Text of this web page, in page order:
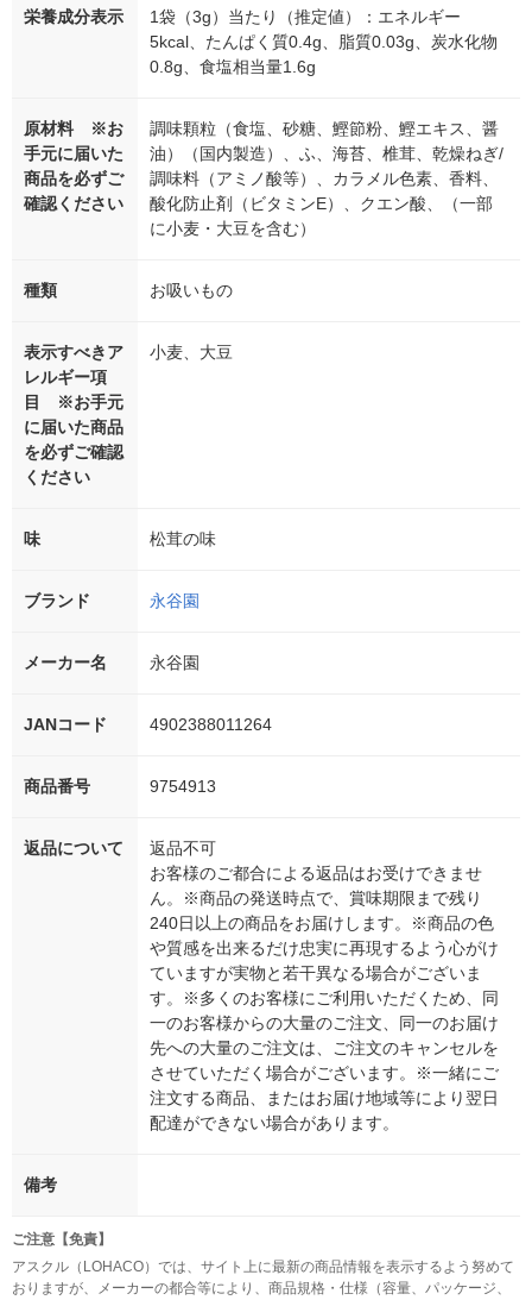
栄養成分表示
1袋（3g）当たり（推定値）：エネルギー
5kcal、たんぱく質0.4g、脂質0.03g、炭水化物
0.8g、食塩相当量1.6g
原材料 ※お
手元に届いた
商品を必ずご
確認ください
調味顆粒（食塩、砂糖、鰹節粉、鰹エキス、醤
油）（国内製造）、ふ、海苔、椎茸、乾燥ねぎ/
調味料（アミノ酸等）、カラメル色素、香料、
酸化防止剤（ビタミンE）、クエン酸、（一部
に小麦・大豆を含む）
種類 お吸いもの
表示すべきア
レルギー項
目 ※お手元
に届いた商品
を必ずご確認
ください
小麦、大豆
味 松茸の味
ブランド 永谷園
メーカー名 永谷園
JANコード 4902388011264
商品番号 9754913
返品について
返品不可
お客様のご都合による返品はお受けできませ
ん。※商品の発送時点で、賞味期限まで残り
240日以上の商品をお届けします。※商品の色
や質感を出来るだけ忠実に再現するよう心がけ
ていますが実物と若干異なる場合がございま
す。※多くのお客様にご利用いただくため、同
一のお客様からの大量のご注文、同一のお届け
先への大量のご注文は、ご注文のキャンセルを
させていただく場合がございます。※一緒にご
注文する商品、またはお届け地域等により翌日
配達ができない場合があります。
備考
ご注意【免責】
アスクル（LOHACO）では、サイト上に最新の商品情報を表示するよう努めて
おりますが、メーカーの都合等により、商品規格・仕様（容量、パッケージ、